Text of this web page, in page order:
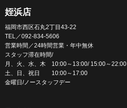
姪浜店
福岡市西区石丸2丁目43-22
TEL／092-834-5606
営業時間／24時間営業・年中無休
スタッフ滞在時間/
月、火、水、木 10:00～13:00/ 15:00～22:00
土、日、祝日 10:00～17:00
金曜日/ノースタッフデー